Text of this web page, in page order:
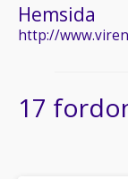
Hemsida
http://
17